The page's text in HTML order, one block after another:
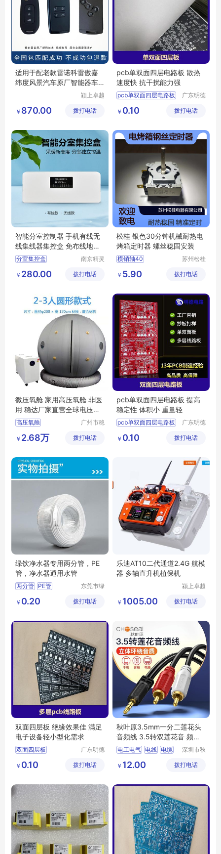
适用于配老款雷诺科雷傲嘉
纬度风景汽车原厂智能器车
颍上卓越
有限公司
￥ 870.00 拨打电话
pcb单双面四层电路板 散热
速度快 抗干扰能力强
pcb单双面四层电路板
单双面四层板
四层pcb线路板
广东明德
有限公司
￥ 0.10 拨打电话
智能分室控制器 手机有线无
线集线器集控盒 免布线地暖
温控器
分室集控盒
智能控制器 集线器
南京精灵
有限公司
￥ 280.00 拨打电话
松桂 银色30分钟机械耐热电
烤箱定时器 螺丝稳固安装
横销轴40
苏州松桂
公司
￥ 5.90 拨打电话
微压氧舱 家用高压氧舱 非医
用 稳达厂家直营全球电压通
用
高压氧舱
广州市稳
限公司
￥ 2.68万 拨打电话
pcb单双面四层电路板 提高
稳定性 体积小 重量轻
pcb单双面四层电路板
单双面四层板
广东明德
有限公司
￥ 0.10 拨打电话
绿饮净水器专用两分管，PE
管，净水器通用水管
两分管 PE管
东莞市绿
备有限公
￥ 0.20 拨打电话
乐迪AT10二代通道2.4G 航模
器 多轴直升机植保机
颍上卓越
有限公司
￥ 1005.00 拨打电话
双面四层板 绝缘效果佳 满足
电子设备轻小型化需求
双面四层板
四层电路板加工
多层pcb线路板
广东明德
有限公司
￥ 0.10 拨打电话
秋叶原3.5mm一分二莲花头
音频线 3.5转双莲花音 频线
QS6721
电工电气 电线 电缆
莲花头音频线
深圳市秋
有限公司
￥ 12.00 拨打电话